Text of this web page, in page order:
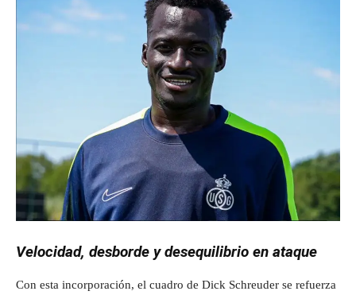
Velocidad, desborde y desequilibrio en ataque
Con esta incorporación, el cuadro de Dick Schreuder se refuerza